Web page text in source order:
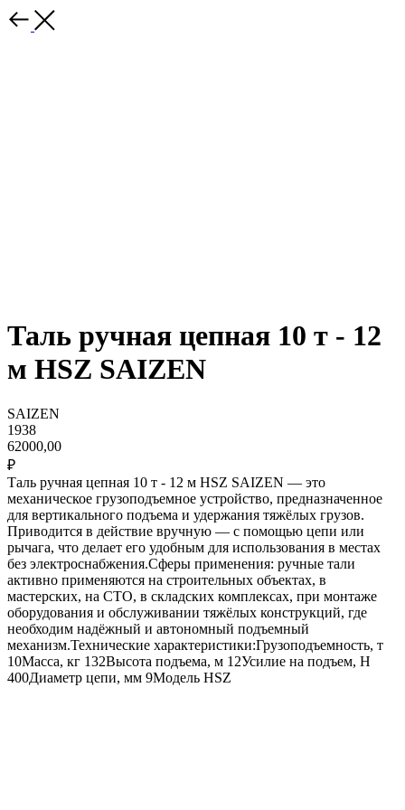
Таль ручная цепная 10 т - 12
м HSZ SAIZEN
SAIZEN
1938
62000,00
₽
Таль ручная цепная 10 т - 12 м HSZ SAIZEN — это
механическое грузоподъемное устройство, предназначенное
для вертикального подъема и удержания тяжёлых грузов.
Приводится в действие вручную — с помощью цепи или
рычага, что делает его удобным для использования в местах
без электроснабжения.Сферы применения: ручные тали
активно применяются на строительных объектах, в
мастерских, на СТО, в складских комплексах, при монтаже
оборудования и обслуживании тяжёлых конструкций, где
необходим надёжный и автономный подъемный
механизм.Технические характеристики:Грузоподъемность, т
10Масса, кг 132Высота подъема, м 12Усилие на подъем, H
400Диаметр цепи, мм 9Модель HSZ